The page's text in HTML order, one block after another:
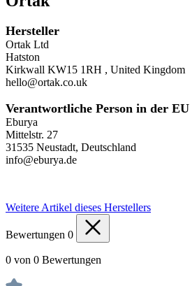
Hersteller
Ortak Ltd
Hatston
Kirkwall KW15 1RH , United Kingdom
hello@ortak.co.uk
Verantwortliche Person in der EU
Eburya
Mittelstr. 27
31535 Neustadt, Deutschland
info@eburya.de
Weitere Artikel dieses Herstellers
Bewertungen 0
0 von 0 Bewertungen